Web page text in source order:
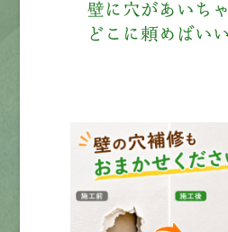
壁に穴があいちゃ
どこに頼めばい